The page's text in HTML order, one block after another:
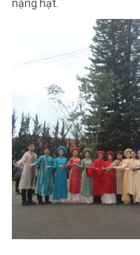
nặng hạt.